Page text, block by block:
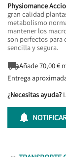
Physiomance
gran calidad
metabolismo
mantener los
son perfectos
sencilla y segura.
Añade70,00€
Entrega
¿Necesitas ayuda?
